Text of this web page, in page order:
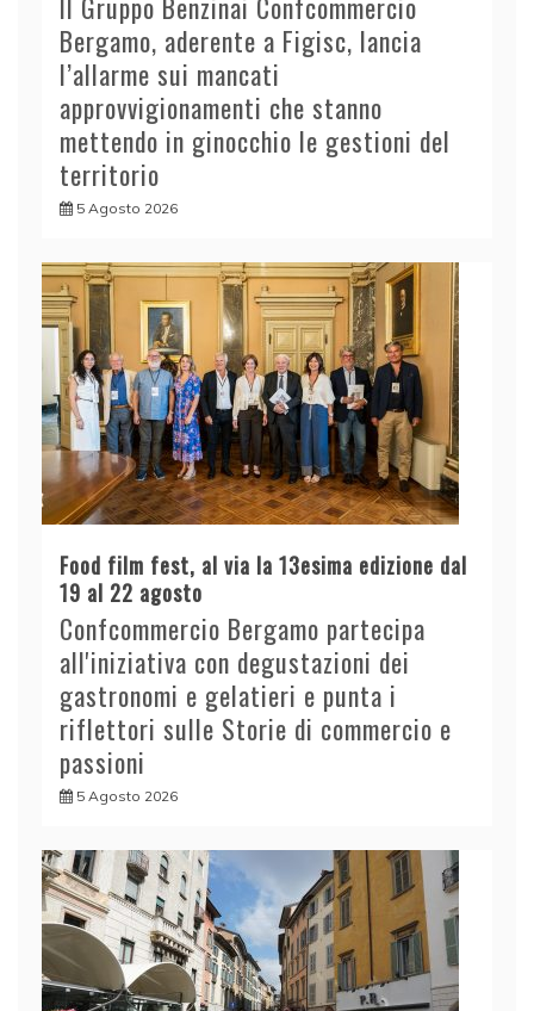
Bergamo, aderente a Figisc, lancia
l’allarme sui mancati
approvvigionamenti che stanno
mettendo in ginocchio le gestioni del
territorio
5 Agosto 2026
Food film fest, al via la 13esima edizione dal
19 al 22 agosto
Confcommercio Bergamo partecipa
all'iniziativa con degustazioni dei
gastronomi e gelatieri e punta i
riflettori sulle Storie di commercio e
passioni
5 Agosto 2026